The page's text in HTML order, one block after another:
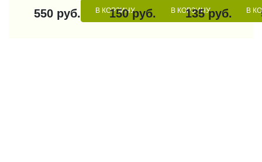
550 руб. В КОРЗИНУ
150 руб. В КОРЗИНУ
135 руб. В